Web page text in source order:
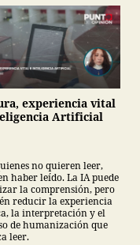
experiencia vital
Artificial
no quieren leer,
haber leído. La IA puede
la comprensión, pero
reducir la experiencia
la interpretación y el
de humanización que
leer.